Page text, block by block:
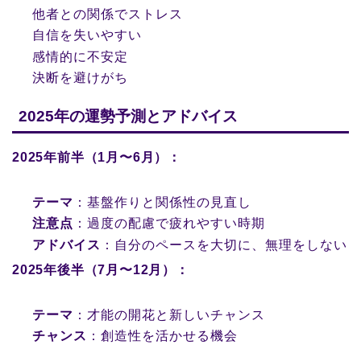
他者との関係でストレス
自信を失いやすい
感情的に不安定
決断を避けがち
2025年の運勢予測とアドバイス
2025年前半（1月〜6月）：
テーマ ：基盤作りと関係性の見直し
注意点 ：過度の配慮で疲れやすい時期
アドバイス ：自分のペースを大切に、無理をしない
2025年後半（7月〜12月）：
テーマ ：才能の開花と新しいチャンス
チャンス ：創造性を活かせる機会